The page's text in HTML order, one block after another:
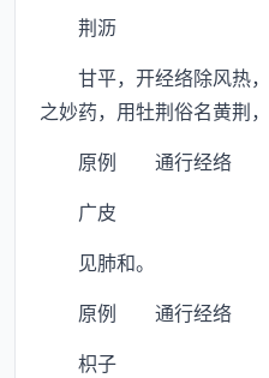
荆沥
甘平，开经络除风热，
之妙药，用牡荆俗名黄荆，
原例 通行经络
广皮
见肺和。
原例 通行经络
枳子